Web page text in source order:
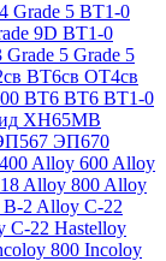
Grade 5 ВТ1-0
9D ВТ1-0
Grade 5 Grade 5
ВТ6св ОТ4св
ВТ6 ВТ6 ВТ1-0
ХН65МВ
ЭП670
Alloy 600 Alloy
Alloy 800 Alloy
2 Alloy C-22
C-22 Hastelloy
800 Incoloy